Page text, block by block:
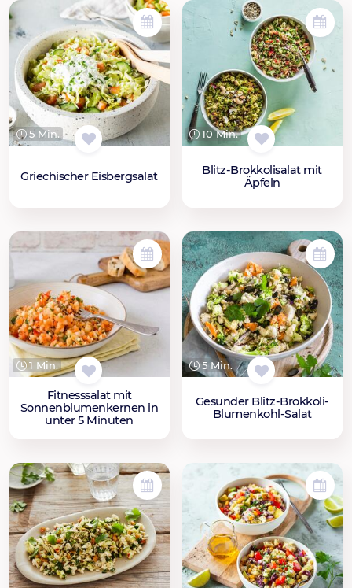
5 Min.
Griechischer Eisbergsalat
10 Min.
Blitz-Brokkolisalat mit
Äpfeln
1 Min.
Fitnesssalat mit
Sonnenblumenkernen in
unter 5 Minuten
5 Min.
Gesunder Blitz-Brokkoli-
Blumenkohl-Salat